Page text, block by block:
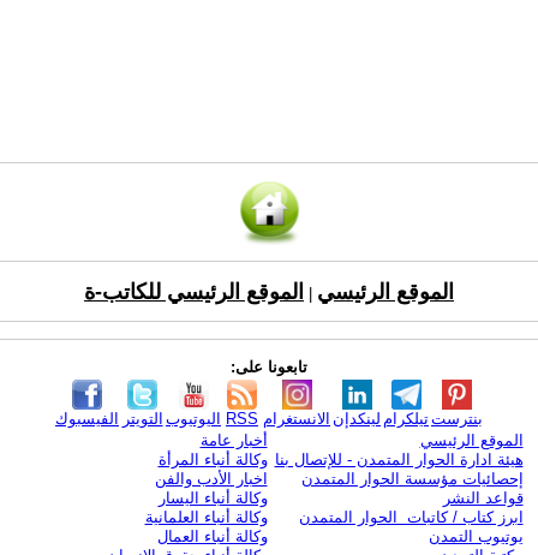
الموقع الرئيسي الموقع الرئيسي للكاتب-ة
تابعونا على:
الفيسبوك التويتر اليوتيوب RSS الانستغرام لينكدإن تيلكرامبنترست
الموقع الرئيسي
هيئة ادارة الحوار المتمدن - للإتصال بنا
إحصائيات مؤسسة الحوار المتمدن
قواعد النشر
ابرز كتاب / كاتبات الحوار المتمدن
يوتيوب التمدن
أخبار عامة
وكالة أنباء المرأة
اخبار الأدب والفن
وكالة أنباء اليسار
وكالة أنباء العلمانية
وكالة أنباء العمال